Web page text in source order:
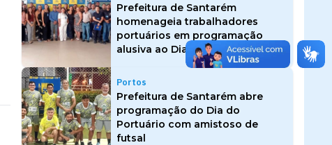
Prefeitura de Santarém
homenageia trabalhadores
portuários em programação
alusiva ao Dia do Portuário
Portos
Prefeitura de Santarém abre
programação do Dia do
Portuário com amistoso de
futsal